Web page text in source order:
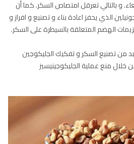
و بالتالي تعرقل امتصاص السكر. كما أن
الذي يحفز اعادة بناء و تصنيع و افراز و
الهضم المتعلقة بالسيطرة على السكر.
من تصنيع السكر و تفكيك الجليكوجين
خلال منع عملية الجليكوجينيسيز